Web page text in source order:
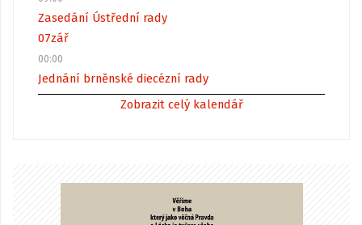
Zasedání Ústřední rady
07zář
00:00
Jednání brněnské diecézní rady
Zobrazit celý kalendář